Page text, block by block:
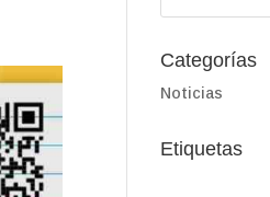
Categorías
Noticias
Etiquetas